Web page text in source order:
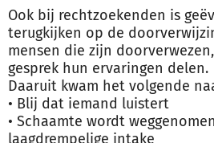
Ook bij rechtzoekenden is
terugkijken op de
mensen die zijn
gesprek hun ervaringen delen.
Daaruit kwam het volgende
• Blij dat iemand luistert
• Schaamte wordt
laagdrempelige intake